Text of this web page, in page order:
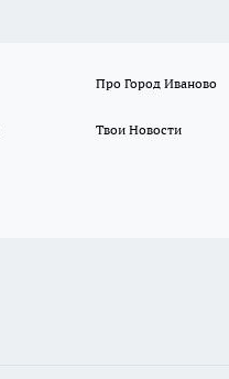
Про Город Иваново
Твои Новости